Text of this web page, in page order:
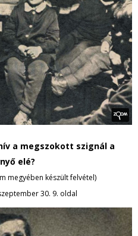
a megszokott szignál a
elé?
megyében készült felvétel)
30. 9. oldal